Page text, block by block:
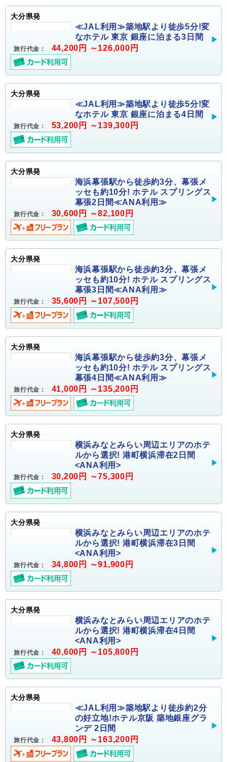
大分県発
≪JAL利用≫築地駅より徒歩5分!変
なホテル 東京 銀座に泊まる3日間
旅行代金： 44,200円 ～126,000円
大分県発
≪JAL利用≫築地駅より徒歩5分!変
なホテル 東京 銀座に泊まる4日間
旅行代金： 53,200円 ～139,300円
大分県発
海浜幕張駅から徒歩約3分、幕張メ
ッセも約10分! ホテル スプリングス
幕張2日間≪ANA利用≫
旅行代金： 30,600円 ～82,100円
大分県発
海浜幕張駅から徒歩約3分、幕張メ
ッセも約10分! ホテル スプリングス
幕張3日間≪ANA利用≫
旅行代金： 35,600円 ～107,500円
大分県発
海浜幕張駅から徒歩約3分、幕張メ
ッセも約10分! ホテル スプリングス
幕張4日間≪ANA利用≫
旅行代金： 41,000円 ～135,200円
大分県発
横浜みなとみらい周辺エリアのホテ
ルから選択! 港町横浜滞在2日間
<ANA利用>
旅行代金： 30,200円 ～75,300円
大分県発
横浜みなとみらい周辺エリアのホテ
ルから選択! 港町横浜滞在3日間
<ANA利用>
旅行代金： 34,800円 ～91,900円
大分県発
横浜みなとみらい周辺エリアのホテ
ルから選択! 港町横浜滞在4日間
<ANA利用>
旅行代金： 40,600円 ～105,800円
大分県発
≪JAL利用≫築地駅より徒歩約2分
の好立地!ホテル京阪 築地銀座グラ
ンデ 2日間
旅行代金： 43,800円 ～163,200円